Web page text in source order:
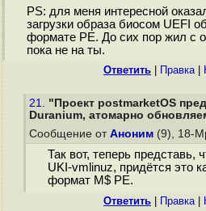
PS: для меня интересной
загрузки образа биосом UEFI
формате PE. До сих пор жил с
пока не на ты.
Ответить Правка|
21. "Проект postmarketOS
Duranium, атомарно
Сообщение от Аноним (9), 18-
Так вот, теперь представь,
UKI-vmlinuz, придётся это
формат M$ PE.
Ответить Правка|